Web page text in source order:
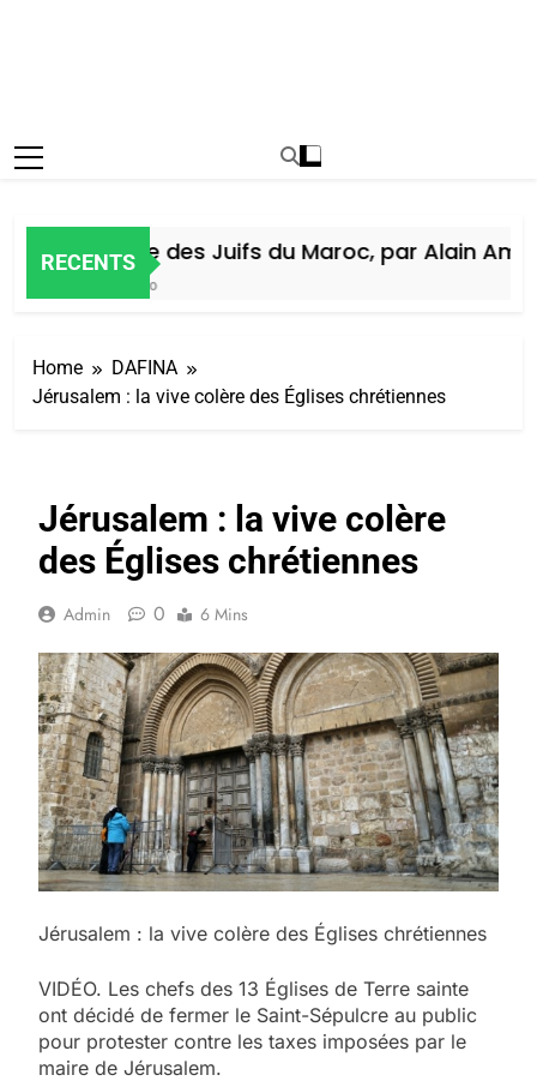
RECENTS
Histoire des Juifs du Maroc, par Alain Amiel
Home
DAFINA
Jérusalem : la vive colère des Églises chrétiennes
Jérusalem : la vive colère
des Églises chrétiennes
Admin 0 6 Mins
Jérusalem : la vive colère des Églises chrétiennes
VIDÉO. Les chefs des 13 Églises de Terre sainte
ont décidé de fermer le Saint-Sépulcre au public
pour protester contre les taxes imposées par le
maire de Jérusalem.